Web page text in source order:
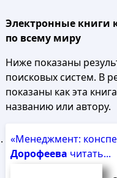
Электронные книги
по всему миру
Ниже показаны
поисковых систем. В
показаны как эта
названию или автору.
«Менеджмент:
Дорофеева читать...